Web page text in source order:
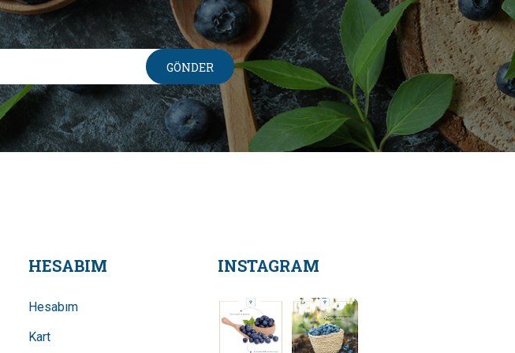
HESABIM
Hesabım
Kart
INSTAGRAM